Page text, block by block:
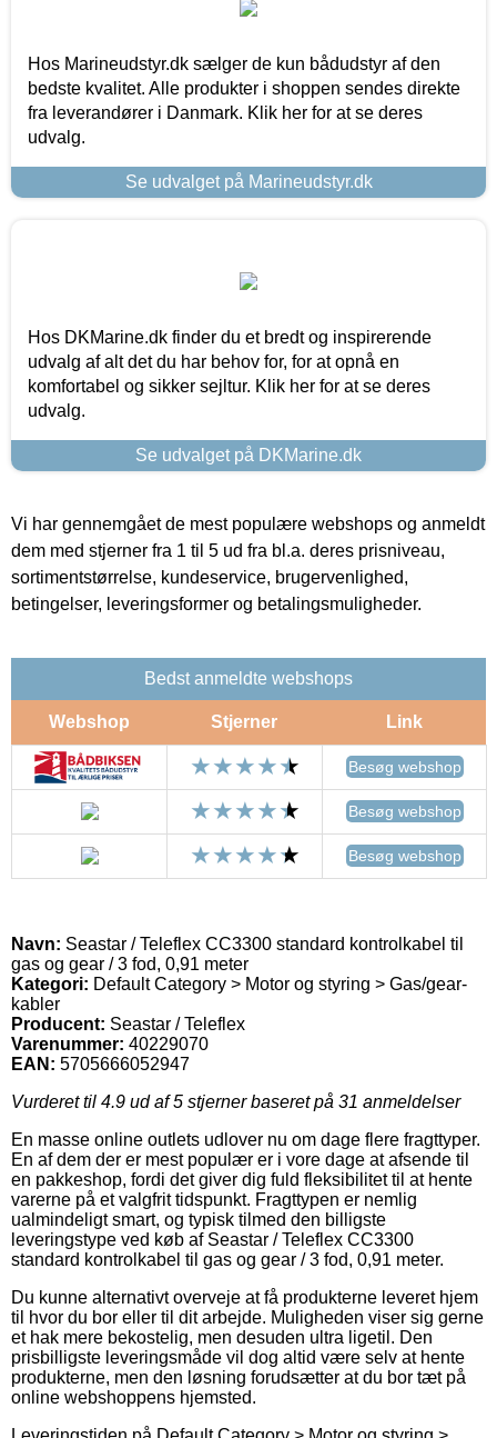
Hos Marineudstyr.dk sælger de kun bådudstyr af den
bedste kvalitet. Alle produkter i shoppen sendes direkte
fra leverandører i Danmark. Klik her for at se deres
udvalg.
Se udvalget på Marineudstyr.dk
Hos DKMarine.dk finder du et bredt og inspirerende
udvalg af alt det du har behov for, for at opnå en
komfortabel og sikker sejltur. Klik her for at se deres
udvalg.
Se udvalget på DKMarine.dk
Vi har gennemgået de mest populære webshops og anmeldt
dem med stjerner fra 1 til 5 ud fra bl.a. deres prisniveau,
sortimentstørrelse, kundeservice, brugervenlighed,
betingelser, leveringsformer og betalingsmuligheder.
Bedst anmeldte webshops
Webshop Stjerner Link
Besøg webshop
Besøg webshop
Besøg webshop
Navn: Seastar / Teleflex CC3300 standard kontrolkabel til
gas og gear / 3 fod, 0,91 meter
Kategori: Default Category > Motor og styring > Gas/gear-
kabler
Producent: Seastar / Teleflex
Varenummer: 40229070
EAN: 5705666052947
Vurderet til 4.9 ud af 5 stjerner baseret på 31 anmeldelser
En masse online outlets udlover nu om dage flere fragttyper.
En af dem der er mest populær er i vore dage at afsende til
en pakkeshop, fordi det giver dig fuld fleksibilitet til at hente
varerne på et valgfrit tidspunkt. Fragttypen er nemlig
ualmindeligt smart, og typisk tilmed den billigste
leveringstype ved køb af Seastar / Teleflex CC3300
standard kontrolkabel til gas og gear / 3 fod, 0,91 meter.
Du kunne alternativt overveje at få produkterne leveret hjem
til hvor du bor eller til dit arbejde. Muligheden viser sig gerne
et hak mere bekostelig, men desuden ultra ligetil. Den
prisbilligste leveringsmåde vil dog altid være selv at hente
produkterne, men den løsning forudsætter at du bor tæt på
online webshoppens hjemsted.